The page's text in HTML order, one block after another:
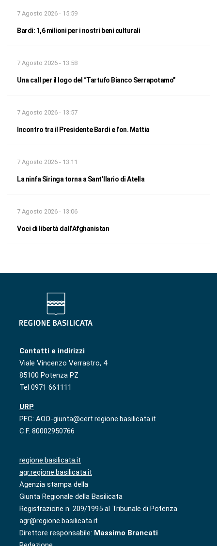
7 Agosto 2026 - 15:59
Bardi: 1,6 milioni per i nostri beni culturali
7 Agosto 2026 - 13:58
Una call per il logo del “Tartufo Bianco Serrapotamo”
7 Agosto 2026 - 13:57
Incontro tra il Presidente Bardi e l’on. Mattia
7 Agosto 2026 - 13:11
La ninfa Siringa torna a Sant’Ilario di Atella
7 Agosto 2026 - 13:06
Voci di libertà dall’Afghanistan
Contatti e indirizzi
Viale Vincenzo Verrastro, 4
85100 Potenza PZ
Tel 0971 661111
URP
PEC: AOO-giunta@cert.regione.basilicata.it
C.F. 80002950766
regione.basilicata.it
agr.regione.basilicata.it
Agenzia stampa della
Giunta Regionale della Basilicata
Registrazione n. 209/1995 al Tribunale di Potenza
agr@regione.basilicata.it
Direttore responsabile: Massimo Brancati